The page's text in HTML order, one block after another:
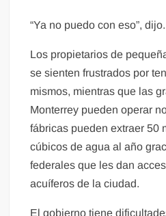
“Ya no puedo con eso”, dijo.
Los propietarios de
se sienten frustrados por
mismos, mientras que las
Monterrey pueden operar
fábricas pueden extraer 50
cúbicos de agua al año
federales que les dan
acuíferos de la ciudad.
El gobierno tiene